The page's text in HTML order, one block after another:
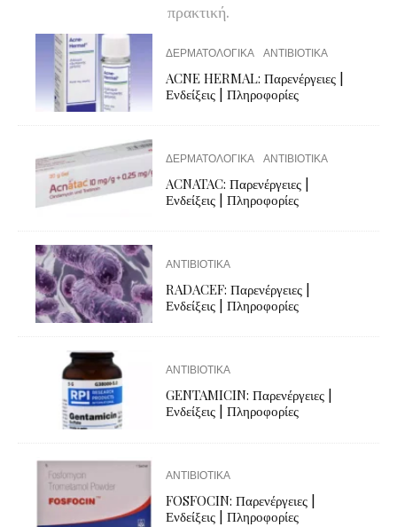
πρακτική.
ΔΕΡΜΑΤΟΛΟΓΙΚΑ ΑΝΤΙΒΙΟΤΙΚΑ
ACNE HERMAL: Παρενέργειες |
Ενδείξεις | Πληροφορίες
ΔΕΡΜΑΤΟΛΟΓΙΚΑ ΑΝΤΙΒΙΟΤΙΚΑ
ACNATAC: Παρενέργειες |
Ενδείξεις | Πληροφορίες
ΑΝΤΙΒΙΟΤΙΚΑ
RADACEF: Παρενέργειες |
Ενδείξεις | Πληροφορίες
ΑΝΤΙΒΙΟΤΙΚΑ
GENTAMICIN: Παρενέργειες |
Ενδείξεις | Πληροφορίες
ΑΝΤΙΒΙΟΤΙΚΑ
FOSFOCIN: Παρενέργειες |
Ενδείξεις | Πληροφορίες